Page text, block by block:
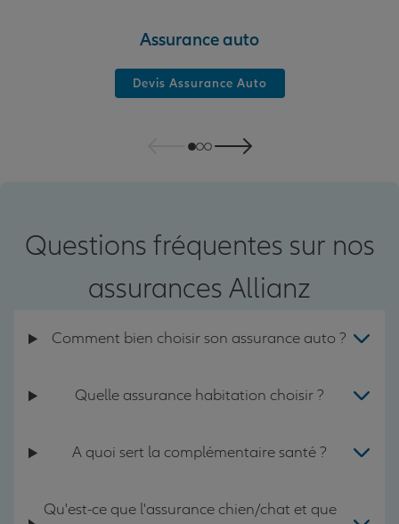
Assurance auto
Devis Assurance Auto
Questions fréquentes sur nos
assurances Allianz
Comment bien choisir son assurance auto ?
Quelle assurance habitation choisir ?
A quoi sert la complémentaire santé ?
Qu'est-ce que l'assurance chien/chat et que